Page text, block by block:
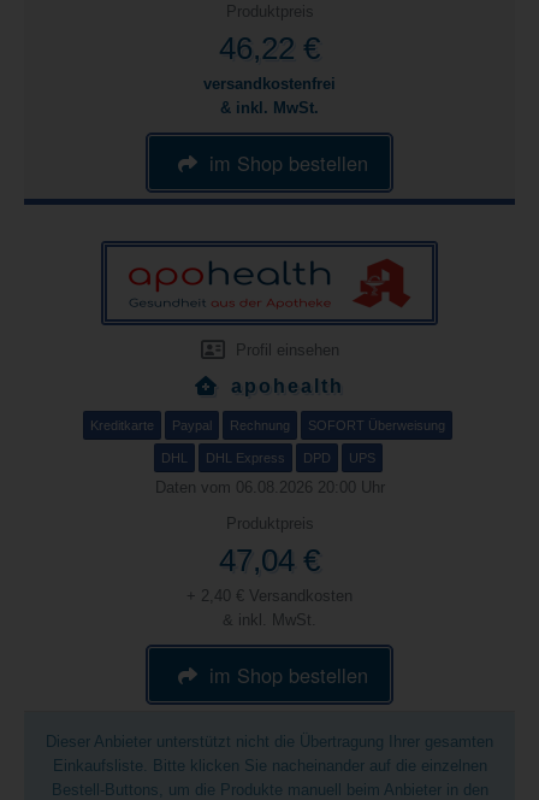
Produktpreis
46,22 €
versandkostenfrei
& inkl. MwSt.
im Shop bestellen
Profil einsehen
apohealth
Kreditkarte Paypal Rechnung SOFORT Überweisung
DHL DHL Express DPD UPS
Daten vom 06.08.2026 20:00 Uhr
Produktpreis
47,04 €
+ 2,40 € Versandkosten
& inkl. MwSt.
im Shop bestellen
Dieser Anbieter unterstützt nicht die Übertragung Ihrer gesamten
Einkaufsliste. Bitte klicken Sie nacheinander auf die einzelnen
Bestell-Buttons, um die Produkte manuell beim Anbieter in den